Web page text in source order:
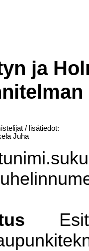
ja
/ lisätiedot:
Juha